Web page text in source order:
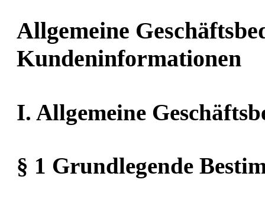
Allgemeine
Kundeninformationen
I. Allgemeine
§ 1 Grundlegende